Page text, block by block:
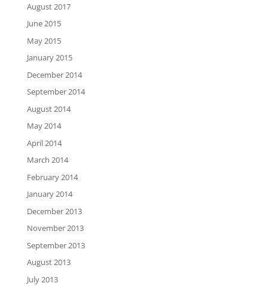
August 2017
June 2015
May 2015
January 2015
December 2014
September 2014
August 2014
May 2014
April 2014
March 2014
February 2014
January 2014
December 2013
November 2013
September 2013
August 2013
July 2013